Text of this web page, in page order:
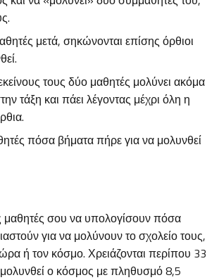
μετά, σηκώνονται επίσης όρθιοι
τους δύο μαθητές μολύνει ακόμα
τάξη και πάει λέγοντας μέχρι όλη η
πόσα βήματα πήρε για να μολυνθεί
μαθητές σου να υπολογίσουν πόσα
για να μολύνουν το σχολείο τους,
ή τον κόσμο. Χρειάζονται περίπου 33
ο κόσμος με πληθυσμό 8,5